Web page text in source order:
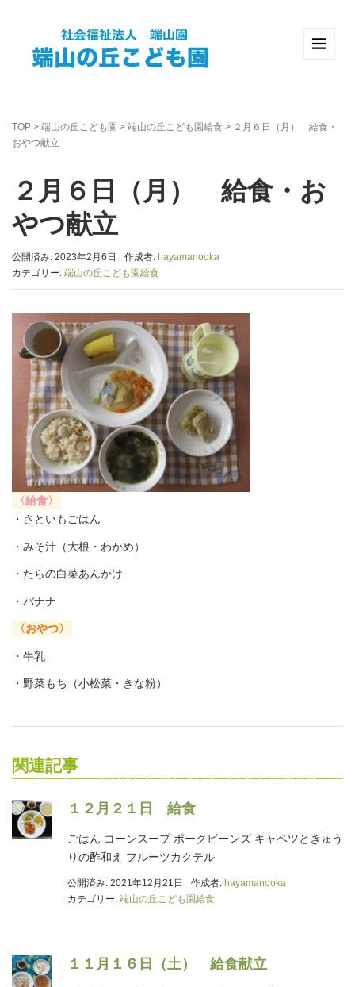
TOP > 端山の丘こども園 > 端山の丘こども園給食 > ２月６日（月） 給食・
おやつ献立
２月６日（月） 給食・お
やつ献立
公開済み: 2023年2月6日 作成者: hayamanooka
カテゴリー: 端山の丘こども園給食
〈給食〉
・さといもごはん
・みそ汁（大根・わかめ）
・たらの白菜あんかけ
・バナナ
〈おやつ〉
・牛乳
・野菜もち（小松菜・きな粉）
関連記事
１２月２１日 給食
ごはん コーンスープ ポークビーンズ キャベツときゅう
りの酢和え フルーツカクテル
公開済み: 2021年12月21日 作成者: hayamanooka
カテゴリー: 端山の丘こども園給食
１１月１６日（土） 給食献立